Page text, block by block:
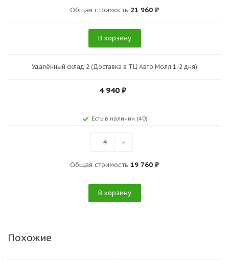
Общая стоимость 21 960 ₽
В корзину
Удалённый склад 2 (Доставка в ТЦ Авто Молл 1-2 дня)
4 940 ₽
Есть в наличии (40)
4
Общая стоимость 19 760 ₽
В корзину
Похожие